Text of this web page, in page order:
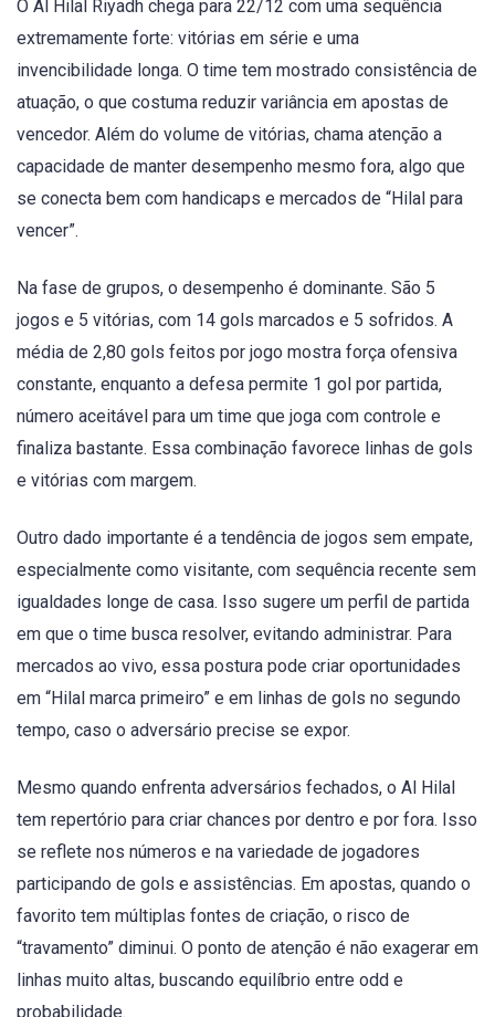
O Al Hilal Riyadh chega para 22/12 com uma sequência
extremamente forte: vitórias em série e uma
invencibilidade longa. O time tem mostrado consistência de
atuação, o que costuma reduzir variância em apostas de
vencedor. Além do volume de vitórias, chama atenção a
capacidade de manter desempenho mesmo fora, algo que
se conecta bem com handicaps e mercados de “Hilal para
vencer”.
Na fase de grupos, o desempenho é dominante. São 5
jogos e 5 vitórias, com 14 gols marcados e 5 sofridos. A
média de 2,80 gols feitos por jogo mostra força ofensiva
constante, enquanto a defesa permite 1 gol por partida,
número aceitável para um time que joga com controle e
finaliza bastante. Essa combinação favorece linhas de gols
e vitórias com margem.
Outro dado importante é a tendência de jogos sem empate,
especialmente como visitante, com sequência recente sem
igualdades longe de casa. Isso sugere um perfil de partida
em que o time busca resolver, evitando administrar. Para
mercados ao vivo, essa postura pode criar oportunidades
em “Hilal marca primeiro” e em linhas de gols no segundo
tempo, caso o adversário precise se expor.
Mesmo quando enfrenta adversários fechados, o Al Hilal
tem repertório para criar chances por dentro e por fora. Isso
se reflete nos números e na variedade de jogadores
participando de gols e assistências. Em apostas, quando o
favorito tem múltiplas fontes de criação, o risco de
“travamento” diminui. O ponto de atenção é não exagerar em
linhas muito altas, buscando equilíbrio entre odd e
probabilidade.